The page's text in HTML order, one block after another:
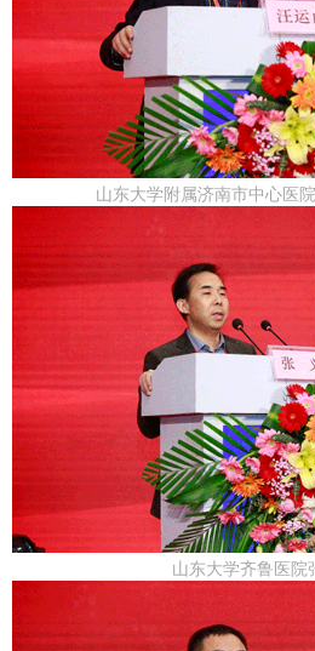
山东大学附属济南市中心医
山东大学齐鲁医院